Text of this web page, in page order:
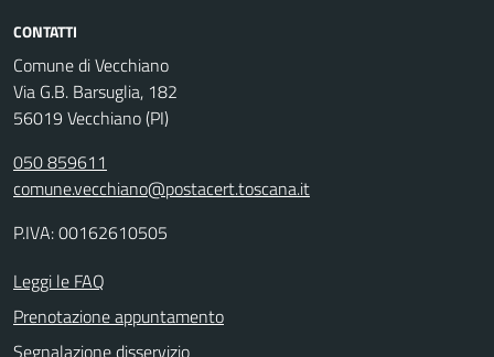
CONTATTI
Comune di Vecchiano
Via G.B. Barsuglia, 182
56019 Vecchiano (PI)
050 859611
comune.vecchiano@postacert.toscana.it
P.IVA: 00162610505
Leggi le FAQ
Prenotazione appuntamento
Segnalazione disservizio